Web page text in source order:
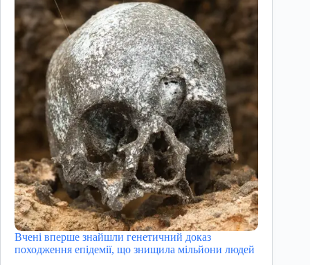
Вчені вперше знайшли генетичний доказ
походження епідемії, що знищила мільйони людей